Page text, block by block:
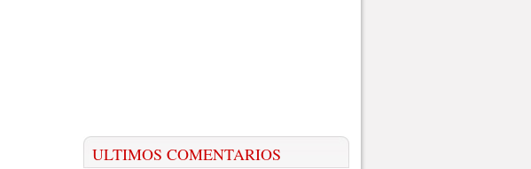
ULTIMOS COMENTARIOS